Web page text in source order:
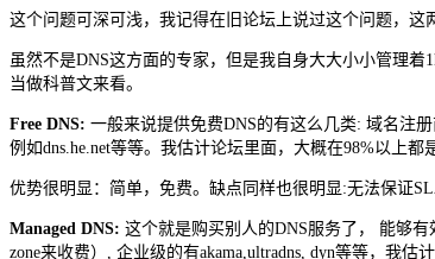
这个问题可深可浅，我记得在旧论坛上说过这个问题，这
虽然不是DNS这方面的专家，但是我自身大大小小管理着
当做科普文来看。
Free DNS: 一般来说提供免费DNS的有这么几类: 域名注册
例如dns.he.net等等。我估计论坛里面，大概在98%以上都
优势很明显：简单，免费。缺点同样也很明显:无法保证
Managed DNS: 这个就是购买别人的DNS服务了， 能够有
zone来收费）, 企业级的有akama,ultradns, dyn等等，我估